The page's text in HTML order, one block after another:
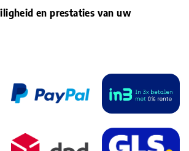
en prestaties van uw